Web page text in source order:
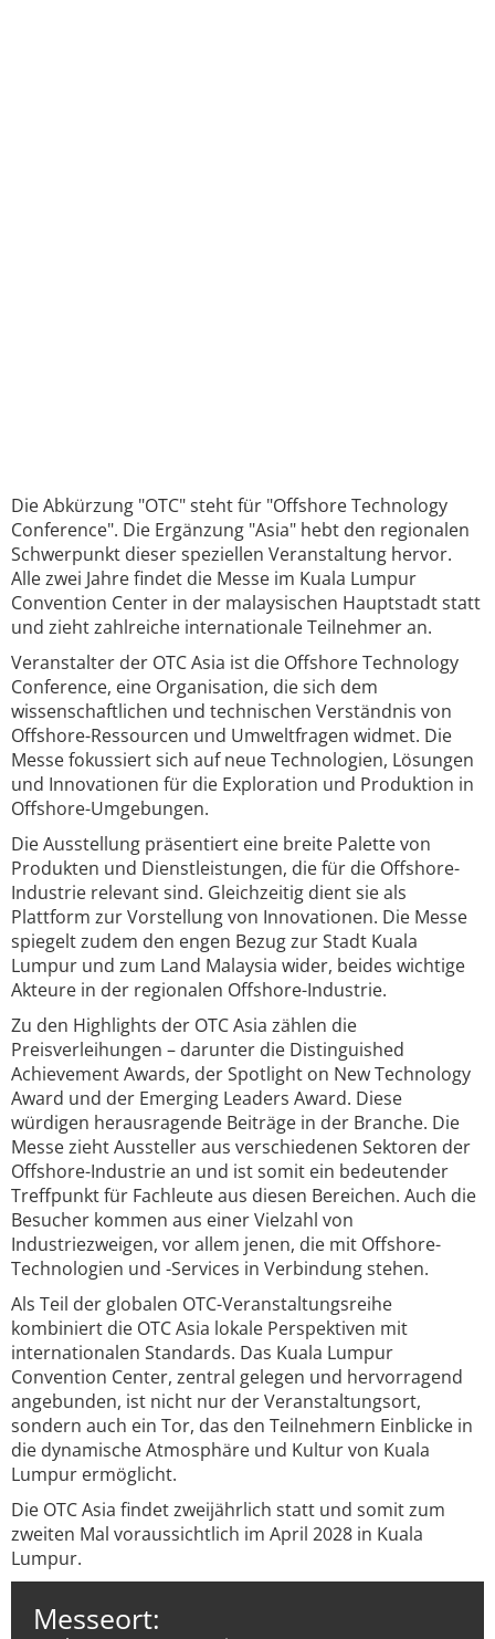
Die Abkürzung "OTC" steht für "Offshore Technology
Conference". Die Ergänzung "Asia" hebt den regionalen
Schwerpunkt dieser speziellen Veranstaltung hervor.
Alle zwei Jahre findet die Messe im Kuala Lumpur
Convention Center in der malaysischen Hauptstadt statt
und zieht zahlreiche internationale Teilnehmer an.
Veranstalter der OTC Asia ist die Offshore Technology
Conference, eine Organisation, die sich dem
wissenschaftlichen und technischen Verständnis von
Offshore-Ressourcen und Umweltfragen widmet. Die
Messe fokussiert sich auf neue Technologien, Lösungen
und Innovationen für die Exploration und Produktion in
Offshore-Umgebungen.
Die Ausstellung präsentiert eine breite Palette von
Produkten und Dienstleistungen, die für die Offshore-
Industrie relevant sind. Gleichzeitig dient sie als
Plattform zur Vorstellung von Innovationen. Die Messe
spiegelt zudem den engen Bezug zur Stadt Kuala
Lumpur und zum Land Malaysia wider, beides wichtige
Akteure in der regionalen Offshore-Industrie.
Zu den Highlights der OTC Asia zählen die
Preisverleihungen – darunter die Distinguished
Achievement Awards, der Spotlight on New Technology
Award und der Emerging Leaders Award. Diese
würdigen herausragende Beiträge in der Branche. Die
Messe zieht Aussteller aus verschiedenen Sektoren der
Offshore-Industrie an und ist somit ein bedeutender
Treffpunkt für Fachleute aus diesen Bereichen. Auch die
Besucher kommen aus einer Vielzahl von
Industriezweigen, vor allem jenen, die mit Offshore-
Technologien und -Services in Verbindung stehen.
Als Teil der globalen OTC-Veranstaltungsreihe
kombiniert die OTC Asia lokale Perspektiven mit
internationalen Standards. Das Kuala Lumpur
Convention Center, zentral gelegen und hervorragend
angebunden, ist nicht nur der Veranstaltungsort,
sondern auch ein Tor, das den Teilnehmern Einblicke in
die dynamische Atmosphäre und Kultur von Kuala
Lumpur ermöglicht.
Die OTC Asia findet zweijährlich statt und somit zum
zweiten Mal voraussichtlich im April 2028 in Kuala
Lumpur.
Messeort: